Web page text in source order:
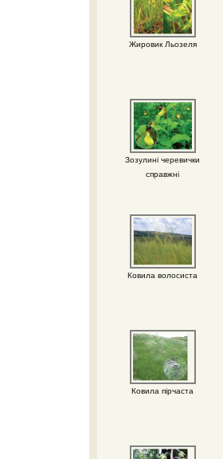
Жировик Льозеля
Зозулині черевички
справжні
Ковила волосиста
Ковила пірчаста